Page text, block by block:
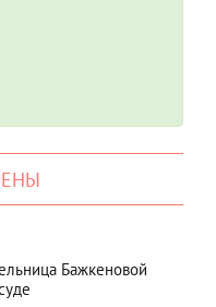
Бажкеновой